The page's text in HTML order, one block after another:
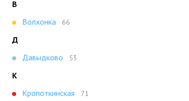
В
Волхонка
66
Д
Давыдково
53
К
Кропоткинская
71